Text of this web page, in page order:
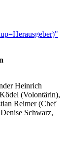
Heinrich
(Volontärin),
Reimer (Chef
Schwarz,